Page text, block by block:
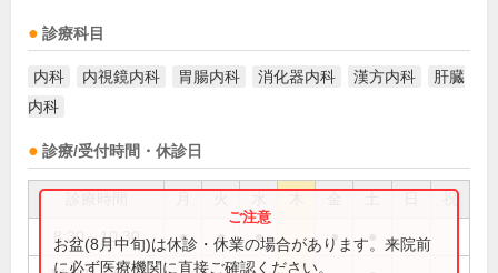
診療科目
内科 内視鏡内科 胃腸内科 消化器内科 漢方内科
肝臓
内科
診療/受付時間・休診日
祝
8:30～10:30 ● ● ● ●
お盆(8月中旬)は休診・休業の場合があります。来院前
に必ず医療機関に直接ご確認ください。